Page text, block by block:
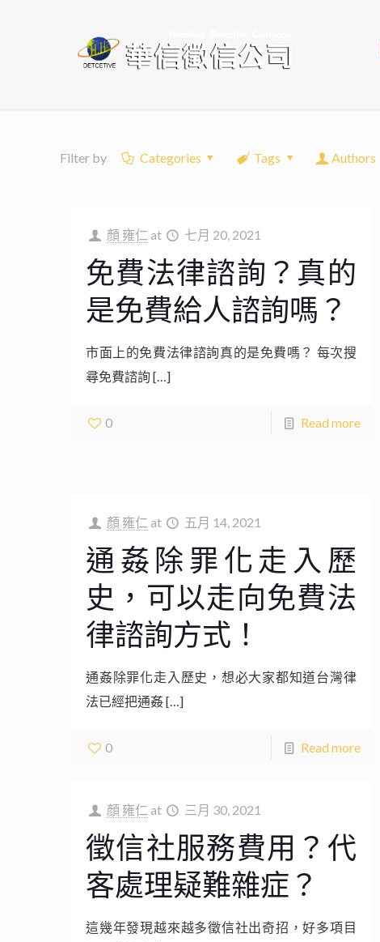
Filter by Categories Tags Authors
顏 雍仁 at 七月 20, 2021
免費法律諮詢？真的
是免費給人諮詢嗎？
市面上的免費法律諮詢真的是免費嗎？ 每次搜
尋免費諮詢 […]
0 Read more
顏 雍仁 at 五月 14, 2021
通姦除罪化走入歷
史，可以走向免費法
律諮詢方式！
通姦除罪化走入歷史，想必大家都知道台灣律
法已經把通姦[…]
0 Read more
顏 雍仁 at 三月 30, 2021
徵信社服務費用？代
客處理疑難雜症？
這幾年發現越來越多徵信社出奇招，好多項目